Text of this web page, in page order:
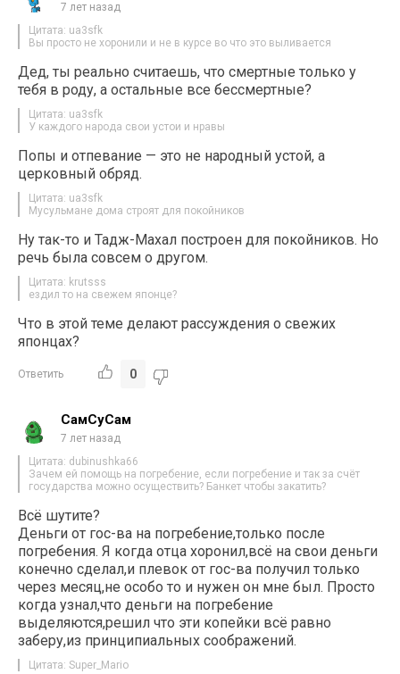
7 лет назад
Цитата: ua3sfk
Вы просто не хоронили и не в курсе во что это выливается
Дед, ты реально считаешь, что смертные только у
тебя в роду, а остальные все бессмертные?
Цитата: ua3sfk
У каждого народа свои устои и нравы
Попы и отпевание — это не народный устой, а
церковный обряд.
Цитата: ua3sfk
Мусульмане дома строят для покойников
Ну так-то и Тадж-Махал построен для покойников. Но
речь была совсем о другом.
Цитата: krutsss
ездил то на свежем японце?
Что в этой теме делают рассуждения о свежих
японцах?
Ответить 0
СамСуСам
7 лет назад
Цитата: dubinushka66
Зачем ей помощь на погребение, если погребение и так за счёт
государства можно осуществить? Банкет чтобы закатить?
Всё шутите?
Деньги от гос-ва на погребение,только после
погребения. Я когда отца хоронил,всё на свои деньги
конечно сделал,и плевок от гос-ва получил только
через месяц,не особо то и нужен он мне был. Просто
когда узнал,что деньги на погребение
выделяются,решил что эти копейки всё равно
заберу,из принципиальных соображений.
Цитата: Super_Mario